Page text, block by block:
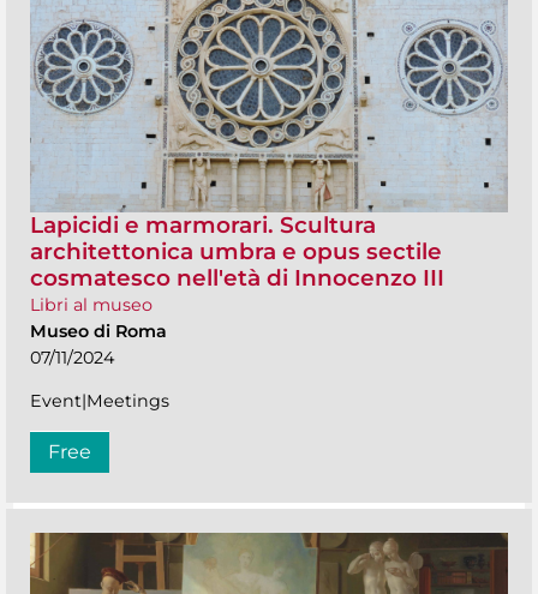
Lapicidi e marmorari. Scultura
architettonica umbra e opus sectile
cosmatesco nell'età di Innocenzo III
Libri al museo
Museo di Roma
07/11/2024
Event|Meetings
Free